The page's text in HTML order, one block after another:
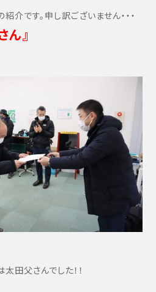
介です。申し訳ございません・・・
ん』
田父さんでした！！